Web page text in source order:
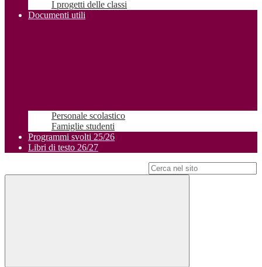
I progetti delle classi
Documenti utili
Personale scolastico
Famiglie studenti
Programmi svolti 25/26
Libri di testo 26/27